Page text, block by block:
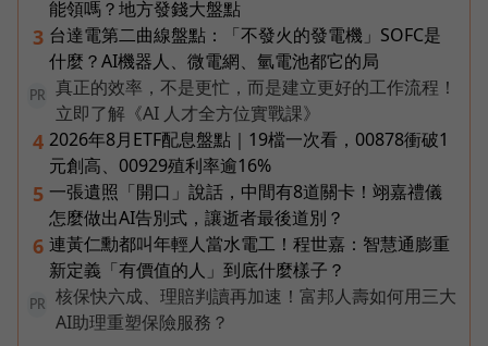
能領嗎？地方發錢大盤點
3 台達電第二曲線盤點：「不發火的發電機」SOFC是
什麼？AI機器人、微電網、氫電池都它的局
PR
真正的效率，不是更忙，而是建立更好的工作流程！
立即了解《AI 人才全方位實戰課》
4 2026年8月ETF配息盤點｜19檔一次看，00878衝破1
元創高、00929殖利率逾16%
5 一張遺照「開口」說話，中間有8道關卡！翊嘉禮儀
怎麼做出AI告別式，讓逝者最後道別？
6 連黃仁勳都叫年輕人當水電工！程世嘉：智慧通膨重
新定義「有價值的人」到底什麼樣子？
PR
核保快六成、理賠判讀再加速！富邦人壽如何用三大
AI助理重塑保險服務？